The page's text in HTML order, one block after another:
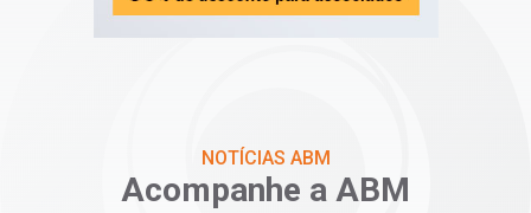
NOTÍCIAS ABM
Acompanhe a ABM